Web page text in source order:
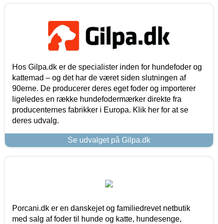
Hos Gilpa.dk er de specialister inden for hundefoder og
kattemad – og det har de været siden slutningen af
90erne. De producerer deres eget foder og importerer
ligeledes en række hundefodermærker direkte fra
producenternes fabrikker i Europa. Klik her for at se
deres udvalg.
Se udvalget på Gilpa.dk
Porcani.dk er en danskejet og familiedrevet netbutik
med salg af foder til hunde og katte, hundesenge,